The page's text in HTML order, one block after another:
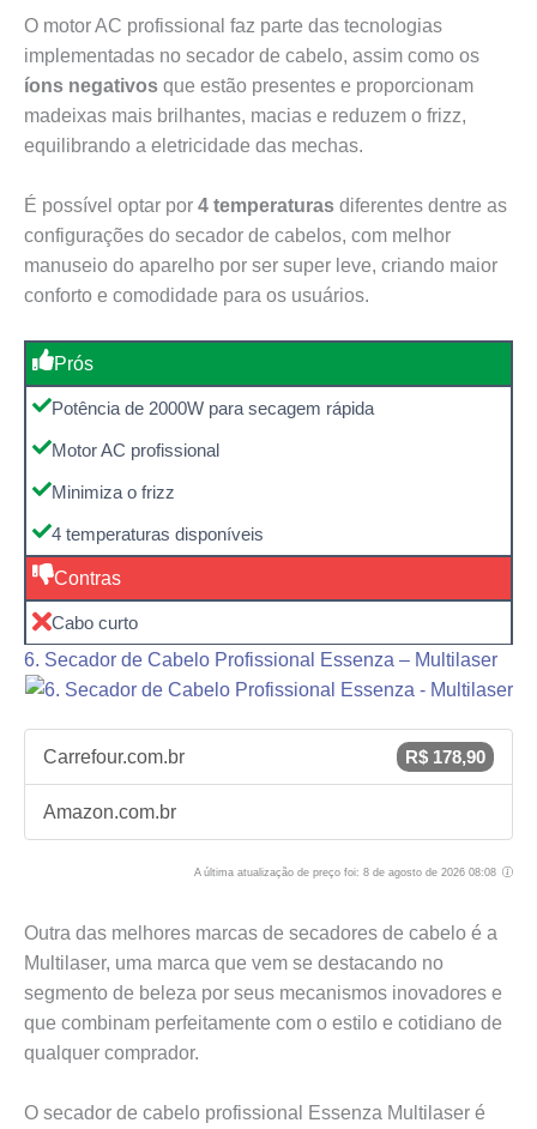
O motor AC profissional faz parte das tecnologias
implementadas no secador de cabelo, assim como os
íons negativos que estão presentes e proporcionam
madeixas mais brilhantes, macias e reduzem o frizz,
equilibrando a eletricidade das mechas.
É possível optar por 4 temperaturas diferentes dentre as
configurações do secador de cabelos, com melhor
manuseio do aparelho por ser super leve, criando maior
conforto e comodidade para os usuários.
Prós
Potência de 2000W para secagem rápida
Motor AC profissional
Minimiza o frizz
4 temperaturas disponíveis
Contras
Cabo curto
6. Secador de Cabelo Profissional Essenza – Multilaser
Carrefour.com.br R$ 178,90
Amazon.com.br
A última atualização de preço foi: 8 de agosto de 2026 08:08
Outra das melhores marcas de secadores de cabelo é a
Multilaser, uma marca que vem se destacando no
segmento de beleza por seus mecanismos inovadores e
que combinam perfeitamente com o estilo e cotidiano de
qualquer comprador.
O secador de cabelo profissional Essenza Multilaser é